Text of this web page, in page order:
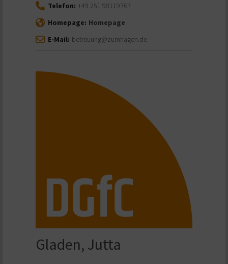
Telefon: +49 251 98119767
Homepage: Homepage
E-Mail: betreuung@zumhagen.de
Gladen, Jutta